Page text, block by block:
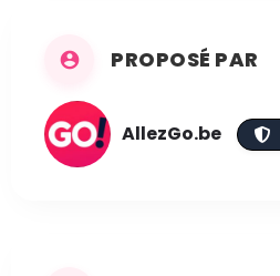
PROPOSÉ PAR
AllezGo.be